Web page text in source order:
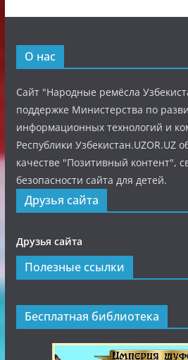
О нас
Сайт "Народные ремёсла
поддержке Министерства по
информационных технологий и
Республики Узбекистан.UZOR.UZ
качестве "Позитивный контент",
безопасности сайта для детей.
Друзья сайта
Друзья сайта
Бесплатная библиотека